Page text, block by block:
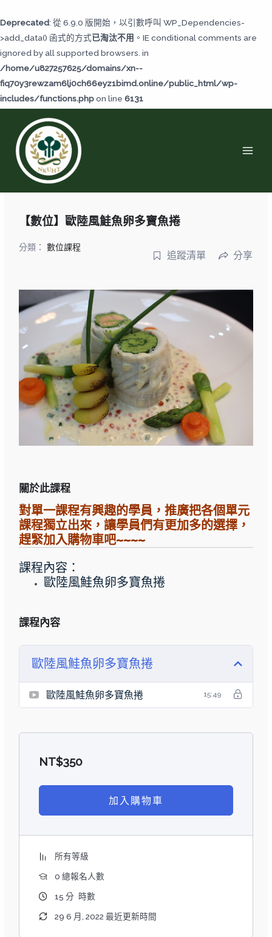
Deprecated: 從 6.9.0 版開始，以引數呼叫 WP_Dependencies-
>add_data() 函式的方式已淘汰不用 。IE conditional comments are
ignored by all supported browsers. in
/home/u827257625/domains/xn--
fiq70y3rewzam6lj0ch66eyz1bimd.online/public_html/wp-
includes/functions.phpon line 6131
至
主
要
內
容
【數位】歐陸風鮭魚卵多寶魚捲
分類：數位課程
追蹤清單 分享
關於此課程
對單一課程有興趣的學員，推廣把各個單元
課程獨立出來，讓學員們有更加多的選擇，
趕緊加入購物車吧~~~~
課程內容：
歐陸風鮭魚卵多寶魚捲
課程內容
歐陸風鮭魚卵多寶魚捲
歐陸風鮭魚卵多寶魚捲 15:49
NT$350
加入購物車
所有等級
0 總報名人數
15 分 時數
29 6 月, 2022 最近更新時間